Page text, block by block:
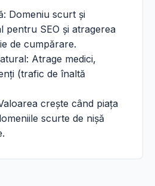
Domeniu scurt și
pentru SEO și atragerea
de cumpărare.
Atrage medici,
(trafic de înaltă
crește când piața
scurte de nișă